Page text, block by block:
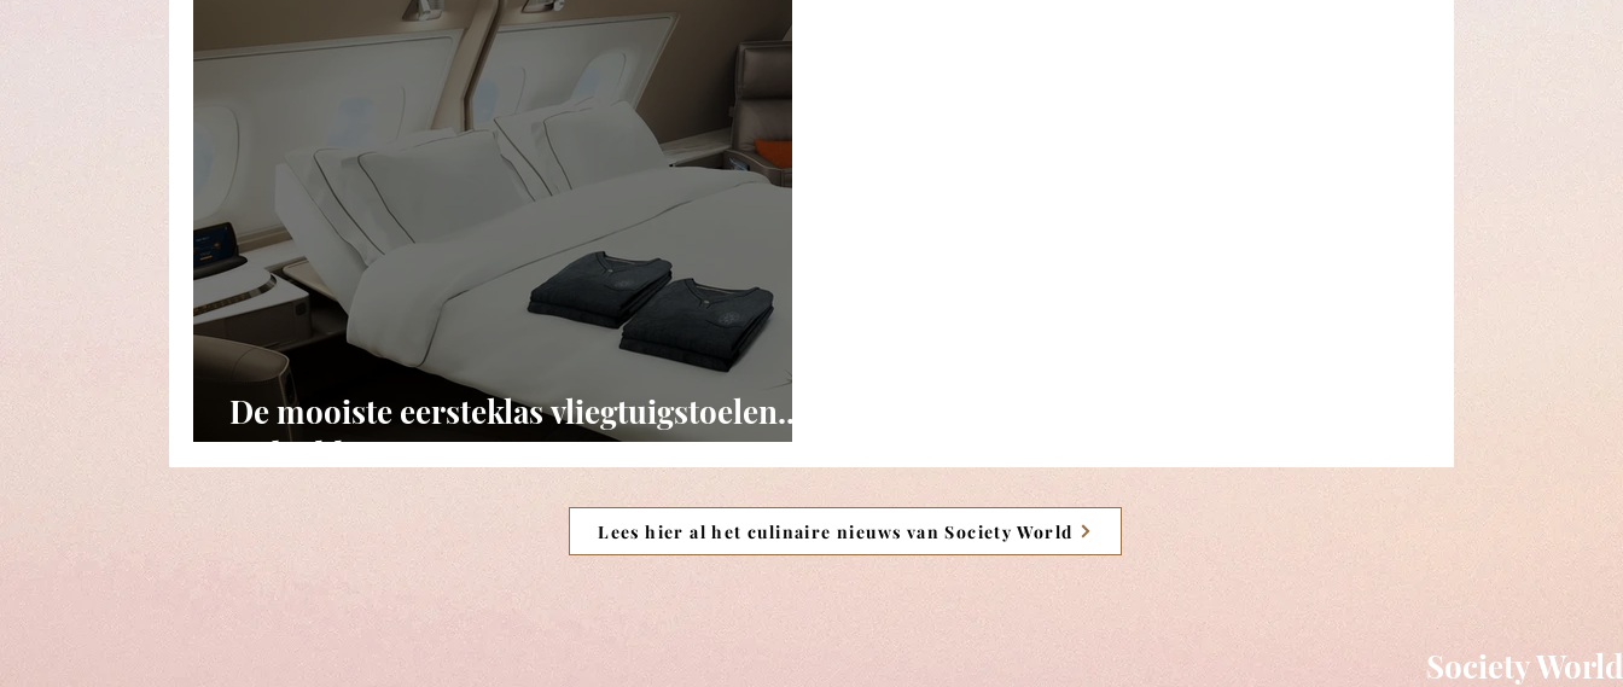
De mooiste eersteklas vliegtuigstoelen...
en bedden
Lees hier al het culinaire nieuws van Society World
Society World